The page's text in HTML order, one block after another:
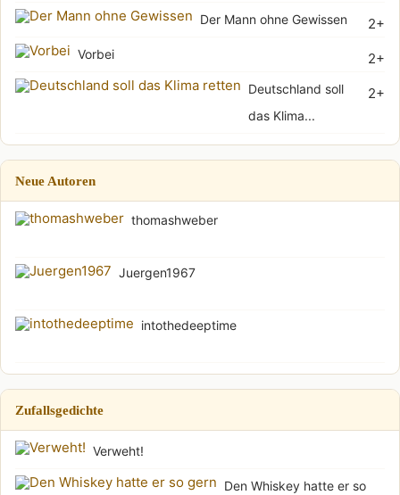
2+
Der Mann ohne Gewissen
2+
Vorbei
2+
Deutschland soll
das Klima...
Neue Autoren
thomashweber
Juergen1967
intothedeeptime
Zufallsgedichte
Verweht!
Den Whiskey hatte er so